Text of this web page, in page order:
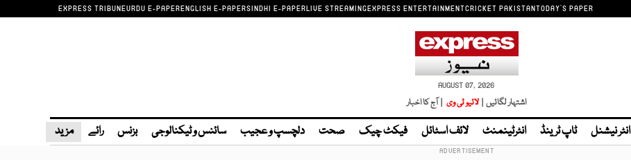
EXPRESS TRIBUNEURDU E-PAPERENGLISH E-PAPERSINDHI E-PAPERLIVE STREAMINGEXPRESS ENTERTAINMENTCRICKET PAKISTANTODAY'S PAPER
AUGUST 07, 2026
اشتہار لگائیں | لائیو ٹی وی | آج کا اخبار
انٹر نیشنل ٹاپ ٹرینڈ انٹرٹینمنٹ لائف اسٹائل فیکٹ چیک صحت دلچسپ و عجیب سائنس و ٹیکنالوجی بزنس رائے مزید